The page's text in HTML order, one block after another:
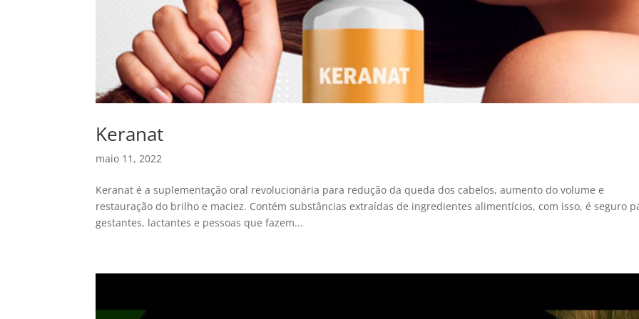
Keranat
maio 11, 2022
Keranat é a suplementação oral revolucionária para redução da queda dos cabelos, aumento do volume e
restauração do brilho e maciez. Contém substâncias extraídas de ingredientes alimentícios, com isso, é seguro
gestantes, lactantes e pessoas que fazem...